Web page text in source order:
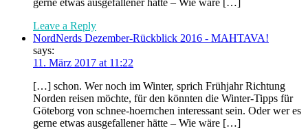
gerne etwas ausgefallener hätte – Wie wäre […]
Leave a Reply
NordNerds Dezember-Rückblick 2016 - MAHTAVA!
says:
11. März 2017 at 11:22
[…] schon. Wer noch im Winter, sprich Frühjahr Richtung
Norden reisen möchte, für den könnten die Winter-Tipps für
Göteborg von schnee-hoernchen interessant sein. Oder wer es
gerne etwas ausgefallener hätte – Wie wäre […]